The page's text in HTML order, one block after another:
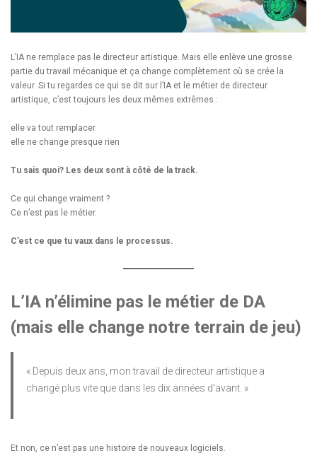
L’IA ne remplace pas le directeur artistique. Mais elle enlève une grosse
partie du travail mécanique et ça change complètement où se crée la
valeur. Si tu regardes ce qui se dit sur l’IA et le métier de directeur
artistique, c’est toujours les deux mêmes extrêmes :
elle va tout remplacer
elle ne change presque rien
Tu sais quoi? Les deux sont à côté de la track.
Ce qui change vraiment ?
Ce n’est pas le métier.
C’est ce que tu vaux dans le processus.
L’IA n’élimine pas le métier de DA
(mais elle change notre terrain de jeu)
« Depuis deux ans, mon travail de directeur artistique a
changé plus vite que dans les dix années d’avant. »
Et non, ce n’est pas une histoire de nouveaux logiciels.